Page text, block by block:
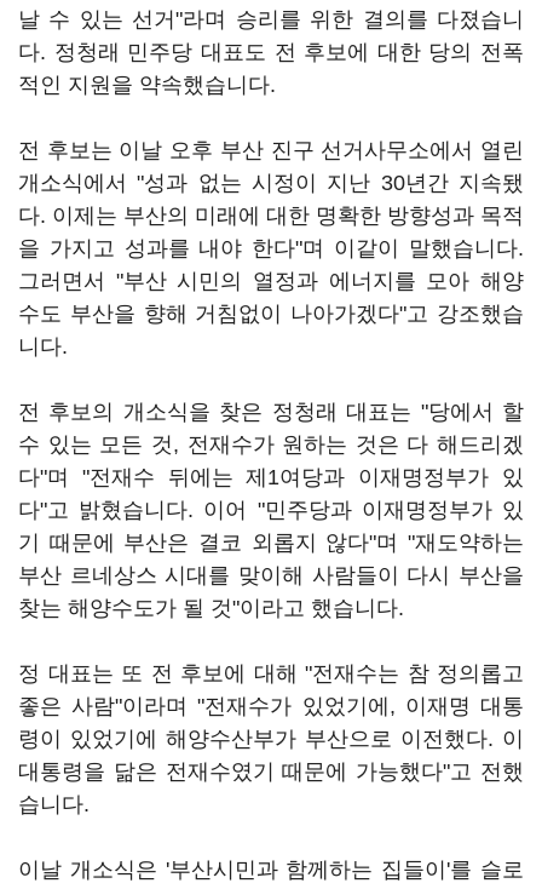
날 수 있는 선거"라며 승리를 위한 결의를 다졌습니
다. 정청래 민주당 대표도 전 후보에 대한 당의 전폭
적인 지원을 약속했습니다.
전 후보는 이날 오후 부산 진구 선거사무소에서 열린
개소식에서 "성과 없는 시정이 지난 30년간 지속됐
다. 이제는 부산의 미래에 대한 명확한 방향성과 목적
을 가지고 성과를 내야 한다"며 이같이 말했습니다.
그러면서 "부산 시민의 열정과 에너지를 모아 해양
수도 부산을 향해 거침없이 나아가겠다"고 강조했습
니다.
전 후보의 개소식을 찾은 정청래 대표는 "당에서 할
수 있는 모든 것, 전재수가 원하는 것은 다 해드리겠
다"며 "전재수 뒤에는 제1여당과 이재명정부가 있
다"고 밝혔습니다. 이어 "민주당과 이재명정부가 있
기 때문에 부산은 결코 외롭지 않다"며 "재도약하는
부산 르네상스 시대를 맞이해 사람들이 다시 부산을
찾는 해양수도가 될 것"이라고 했습니다.
정 대표는 또 전 후보에 대해 "전재수는 참 정의롭고
좋은 사람"이라며 "전재수가 있었기에, 이재명 대통
령이 있었기에 해양수산부가 부산으로 이전했다. 이
대통령을 닮은 전재수였기 때문에 가능했다"고 전했
습니다.
이날 개소식은 '부산시민과 함께하는 집들이'를 슬로